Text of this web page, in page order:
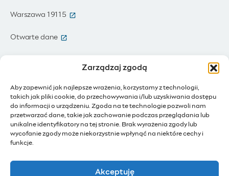
Zarządzaj zgodą
Aby zapewnić jak najlepsze wrażenia, korzystamy z technologii,
takich jak pliki cookie, do przechowywania i/lub uzyskiwania dostępu
do informacji o urządzeniu. Zgoda na te technologie pozwoli nam
przetwarzać dane, takie jak zachowanie podczas przeglądania lub
unikalne identyfikatory na tej stronie. Brak wyrażenia zgody lub
wycofanie zgody może niekorzystnie wpłynąć na niektóre cechy i
funkcje.
Akceptuję
Warszawa 19115 (otwiera się w nowym oknie)
Otwarte dane
IoT - Internet rzeczy (otwiera się w nowym oknie)
BIP - Biuletyn Informacji Publicznej (otwiera się w nowym oknie)
Działam dla Warszawy
Budżet Obywatelski (otwiera się w nowym oknie)